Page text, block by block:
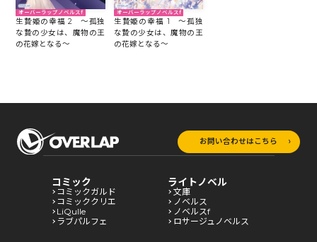
オーバーラップノベルスf
生贄姫の幸福 2 ～孤独
な贄の少女は、魔物の王
の花嫁となる～
オーバーラップノベルスf
生贄姫の幸福 1 ～孤独
な贄の少女は、魔物の王
の花嫁となる～
お問い合わせはこちら
コミック
コミックガルド
コミッククリエ
LiQulle
ラブパルフェ
ライトノベル
文庫
ノベルス
ノベルスf
ロサージュノベルス